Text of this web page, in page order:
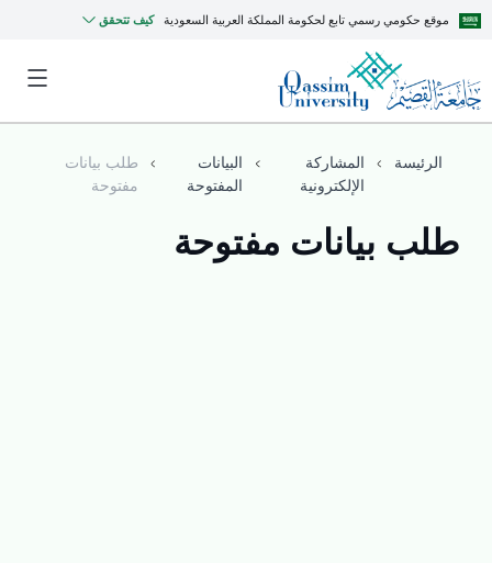
موقع حكومي رسمي تابع لحكومة المملكة العربية السعودية كيف تتحقق
الرئيسة
المشاركة
الإلكترونية
البيانات
المفتوحة
طلب بيانات
مفتوحة
طلب بيانات مفتوحة